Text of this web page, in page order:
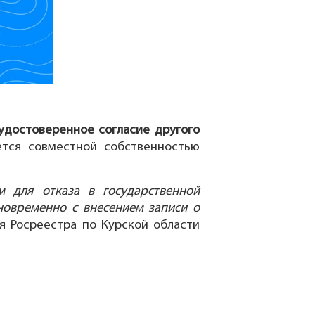
согласие другого
совместной собственностью
для отказа в государственной
с внесением записи о
Росреестра по Курской области